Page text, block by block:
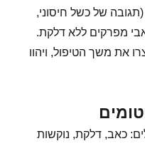
של כשל חיסוני,
מפרקים ללא דלקת.
את משך הטיפול, ויהוו
כאב, דלקת, נוקשות